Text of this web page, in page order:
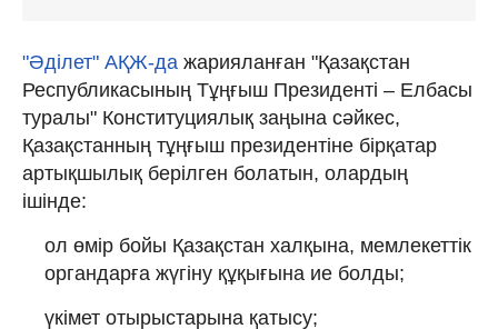
"Әділет" АҚЖ-да жарияланған "Қазақстан
Республикасының Тұңғыш Президенті – Елбасы
туралы" Конституциялық заңына сәйкес,
Қазақстанның тұңғыш президентіне бірқатар
артықшылық берілген болатын, олардың
ішінде:
ол өмір бойы Қазақстан халқына, мемлекеттік
органдарға жүгіну құқығына ие болды;
үкімет отырыстарына қатысу;